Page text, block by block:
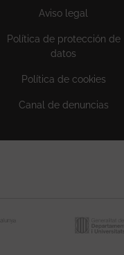
Aviso legal
Política de protección de
datos
Política de cookies
Canal de denuncias